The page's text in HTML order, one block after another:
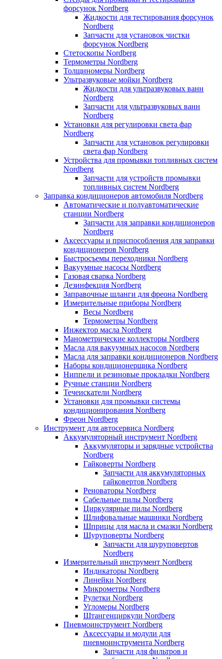
форсунок Nordberg
Жидкости для тестирования форсунок
Nordberg
Запчасти для установок чистки
форсунок Nordberg
Стетоскопы Nordberg
Термометры Nordberg
Толщиномеры Nordberg
Ультразвуковые мойки Nordberg
Жидкости для ультразвуковых ванн
Nordberg
Запчасти для ультразвуковых ванн
Nordberg
Установки для регулировки света фар
Nordberg
Запчасти для установок регулировки
света фар Nordberg
Устройства для промывки топливных систем
Nordberg
Запчасти для устройств промывки
топливных систем Nordberg
Заправка кондиционеров автомобиля Nordberg
Автоматические и полуавтоматические
станции Nordberg
Запчасти для заправки кондиционеров
Nordberg
Аксессуары и приспособления для заправки
кондиционеров Nordberg
Быстросъемы переходники Nordberg
Вакуумные насосы Nordberg
Газовая сварка Nordberg
Дезинфекция Nordberg
Заправочные шланги для фреона Nordberg
Измерительные приборы Nordberg
Весы Nordberg
Термометры Nordberg
Инжектор масла Nordberg
Манометрические коллекторы Nordberg
Масла для вакуумных насосов Nordberg
Масла для заправки кондиционеров Nordberg
Наборы кондиционерщика Nordberg
Ниппели и резиновые прокладки Nordberg
Ручные станции Nordberg
Течеискатели Nordberg
Установки для промывки системы
кондиционирования Nordberg
Фреон Nordberg
Инструмент для автосервиса Nordberg
Аккумуляторный инструмент Nordberg
Аккумуляторы и зарядные устройства
Nordberg
Гайковерты Nordberg
Запчасти для аккумуляторных
гайковертов Nordberg
Реноваторы Nordberg
Сабельные пилы Nordberg
Циркулярные пилы Nordberg
Шлифовальные машинки Nordberg
Шприцы для масла и смазки Nordberg
Шуруповерты Nordberg
Запчасти для шуруповертов
Nordberg
Измерительный инструмент Nordberg
Индикаторы Nordberg
Линейки Nordberg
Микрометры Nordberg
Рулетки Nordberg
Угломеры Nordberg
Штангенциркули Nordberg
Пневмоинструмент Nordberg
Аксессуары и модули для
пневмоинструмента Nordberg
Запчасти для фильтров и